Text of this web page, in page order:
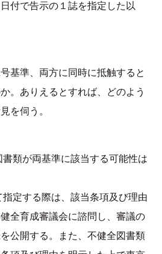
付で告示の１誌を指定した以
基準、両方に同時に抵触すると
。ありえるとすれば、どのよう
を伺う。
書類が両基準に該当する可能性は
指定する際は、該当条項及び理由
全育成審議会に諮問し、審議の
公開する。また、不健全図書類